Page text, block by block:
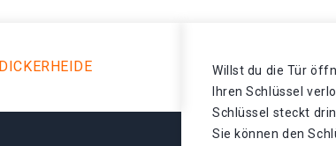
Willst du die Tür
Ihren Schlüssel
Schlüssel steckt
Sie können den